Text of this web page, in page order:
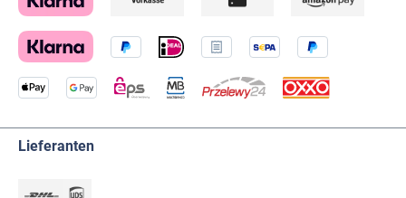
Lieferanten